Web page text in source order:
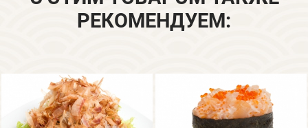
РЕКОМЕНДУЕМ: